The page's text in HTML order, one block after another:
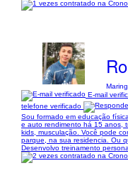
E-mail
telefone verificado
Sou formado em educação
e auto rendimento há 15 anos,
kids, musculação. Você pode
parque, na sua residencia. Ou
Desenvolvo treinamento